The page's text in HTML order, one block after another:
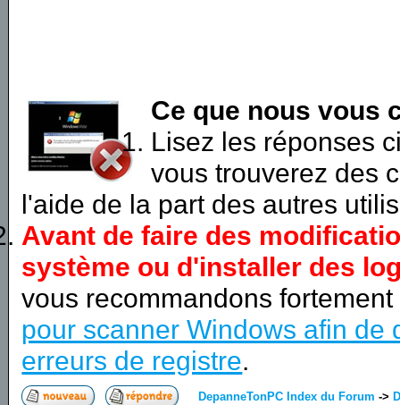
Ce que nous vous
Lisez les réponses
vous trouverez des
l'aide de la part des autres
Avant de faire des
système ou d'installer des
vous recommandons
pour scanner Windows afin de
erreurs de registre.
DepanneTonPC Index du Forum ->